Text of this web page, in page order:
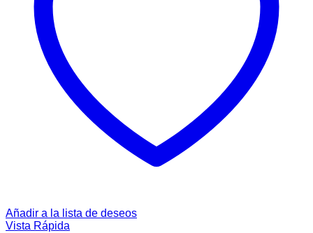
Añadir a la lista de deseos
Vista Rápida